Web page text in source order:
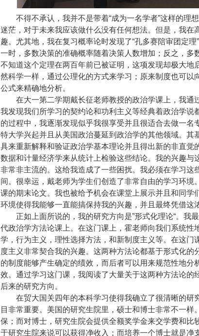
不得不承认，我并不是带着“成为一名学者”这样的理
迷茫，对于未来我应该做什么没有任何想法。但是，我
趣。尤其地，我在复习概率论时发现了“孔多赛陪审团定
一时，多数决策的准确概率随着决策人数增加；反之，
不知道这个定理在两百年前已被证明，这项发现却极大
然科学一样，通过公理化的方式来学习；原来制度也可以
公式来精确地分析。
在大一第二学期戴长征老师教授的政治学课上，我通
我发现我们所学习的契约论和功利主义等经典着政治学
的过程中，我逐渐发现似乎我很享受并且很适合去做一名
特大学兴起并且从美国政治蔓延到政治学的其他领域。
具来重新解释和验证政治学基本理论并且得出新的非直觉
数据和计量经济学来从统计上检验这些结论。我的兴趣
非常非主流的。这给我造成了一些困扰。我必须在学习
间。很幸运，戴老师为学生们创造了非常自由的学习环
课的期末论文。我也被给予机会在课堂上展示并且和同
环境使得我能够一直能搞保持我的兴趣，并且最终凭借这
正如上面所说的，我的研究方向是”形式化理论“。我
代政治学方法论课上。在这门课上，霍老师向我们系统
学，行为主义，理性选择方法，和新制度主义等。在这门
度主义非常契合我的兴趣。这两种方法论都基于形式化
的制度能够产生确定的绩效，而后者可以用来规范性地
效。通过学习这门课，我阅读了大量关于这两种方法论的
后来的研究方向。
在贸大国关四年的本科学习使得我确立了很清晰的研
目非常重要。美国的研究生院里，硕士和博士非常不一
保；而对博士，研究生院会提供全额奖学金来交学费和
于研究生院来说可以获得净收入；而培养一个博士就是